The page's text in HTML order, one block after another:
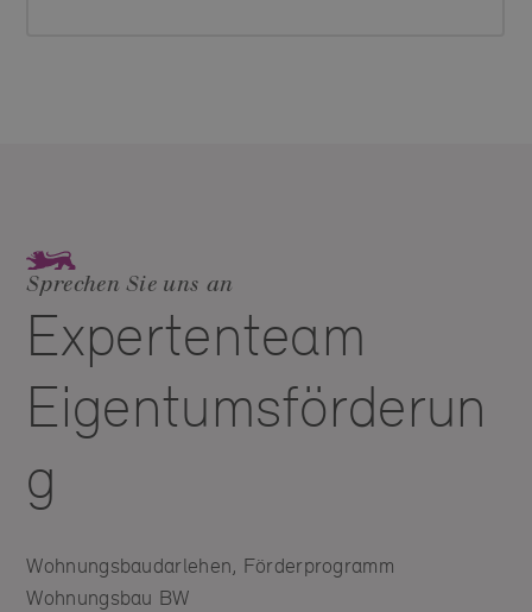
Sprechen Sie uns an
Expertenteam
Eigentumsförderun
g
Wohnungsbaudarlehen, Förderprogramm
Wohnungsbau BW